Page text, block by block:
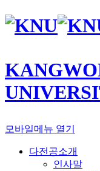
모바일메뉴 열기
다전공소개
인사말